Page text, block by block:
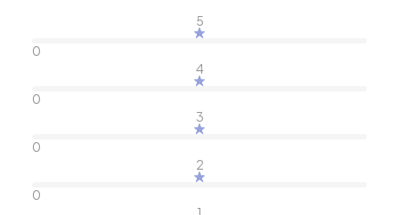
5
0
4
0
3
0
2
0